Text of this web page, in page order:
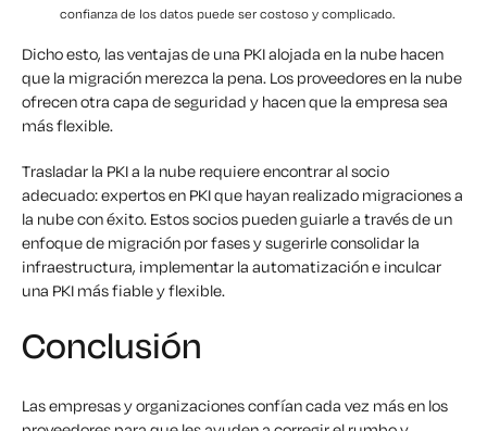
confianza de los datos puede ser costoso y complicado.
Dicho esto, las ventajas de una PKI alojada en la nube hacen
que la migración merezca la pena. Los proveedores en la nube
ofrecen otra capa de seguridad y hacen que la empresa sea
más flexible.
Trasladar la PKI a la nube requiere encontrar al socio
adecuado: expertos en PKI que hayan realizado migraciones a
la nube con éxito. Estos socios pueden guiarle a través de un
enfoque de migración por fases y sugerirle consolidar la
infraestructura, implementar la automatización e inculcar
una PKI más fiable y flexible.
Conclusión
Las empresas y organizaciones confían cada vez más en los